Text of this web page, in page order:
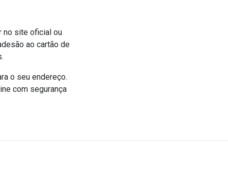
no site oficial ou
ao cartão de
o seu endereço.
com segurança